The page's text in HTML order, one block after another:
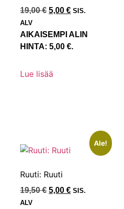
19,00€ 5,00 € SIS.
ALV
AIKAISEMPI ALIN
HINTA: 5,00 €.
Lue lisää
Ale!
Ruuti: Ruuti
19,50€ 5,00 € SIS.
ALV